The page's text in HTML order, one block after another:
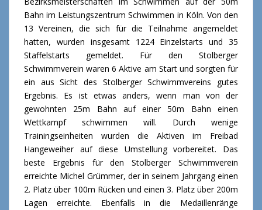
Bahn im Leistungszentrum Schwimmen in Köln. Von den
13 Vereinen, die sich für die Teilnahme angemeldet
hatten, wurden insgesamt 1224 Einzelstarts und 35
Staffelstarts gemeldet. Für den Stolberger
Schwimmverein waren 6 Aktive am Start und sorgten für
ein aus Sicht des Stolberger Schwimmvereins gutes
Ergebnis. Es ist etwas anders, wenn man von der
gewohnten 25m Bahn auf einer 50m Bahn einen
Wettkampf schwimmen will. Durch wenige
Trainingseinheiten wurden die Aktiven im Freibad
Hangeweiher auf diese Umstellung vorbereitet. Das
beste Ergebnis für den Stolberger Schwimmverein
erreichte Michel Grümmer, der in seinem Jahrgang einen
2. Platz über 100m Rücken und einen 3. Platz über 200m
Lagen erreichte. Ebenfalls in die Medaillenränge